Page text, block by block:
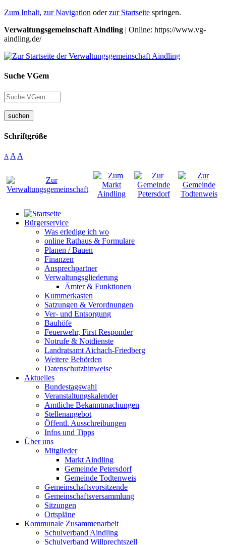
Zum Inhalt, zur Navigation oderzur Startseite springen.
Verwaltungsgemeinschaft Aindling | Online: https://www.vg-
aindling.de/
Suche VGem
suchen
Schriftgröße
A A A
Bürgerservice
Was erledige ich wo
online Rathaus & Formulare
Planen / Bauen
Finanzen
Ansprechpartner
Verwaltungsgliederung
Ämter & Funktionen
Kummerkasten
Satzungen & Verordnungen
Ver- und Entsorgung
Bauhöfe
Feuerwehr, First Responder
Notrufe & Notdienste
Landratsamt Aichach-Friedberg
Weitere Behörden
Datenschutzhinweise
Aktuelles
Bundestagswahl
Veranstaltungskalender
Amtliche Bekanntmachungen
Stellenangebot
Öffentl. Ausschreibungen
Infos und Tipps
Über uns
Mitglieder
Markt Aindling
Gemeinde Petersdorf
Gemeinde Todtenweis
Gemeinschaftsvorsitzende
Gemeinschaftsversammlung
Sitzungen
Ortspläne
Kommunale Zusammenarbeit
Schulverband Aindling
Schulverband Willprechtszell